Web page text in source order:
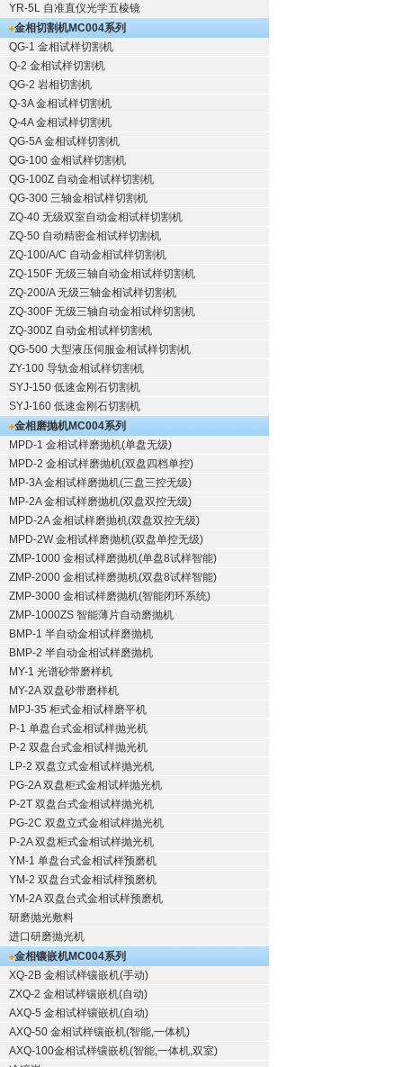
YR-5L 自准直仪光学五棱镜
金相切割机MC004系列
QG-1 金相试样切割机
Q-2 金相试样切割机
QG-2 岩相切割机
Q-3A 金相试样切割机
Q-4A 金相试样切割机
QG-5A 金相试样切割机
QG-100 金相试样切割机
QG-100Z 自动金相试样切割机
QG-300 三轴金相试样切割机
ZQ-40 无级双室自动金相试样切割机
ZQ-50 自动精密金相试样切割机
ZQ-100/A/C 自动金相试样切割机
ZQ-150F 无级三轴自动金相试样切割机
ZQ-200/A 无级三轴金相试样切割机
ZQ-300F 无级三轴自动金相试样切割机
ZQ-300Z 自动金相试样切割机
QG-500 大型液压伺服金相试样切割机
ZY-100 导轨金相试样切割机
SYJ-150 低速金刚石切割机
SYJ-160 低速金刚石切割机
金相磨抛机MC004系列
MPD-1 金相试样磨抛机(单盘无级)
MPD-2 金相试样磨抛机(双盘四档单控)
MP-3A 金相试样磨抛机(三盘三控无级)
MP-2A 金相试样磨抛机(双盘双控无级)
MPD-2A 金相试样磨抛机(双盘双控无级)
MPD-2W 金相试样磨抛机(双盘单控无级)
ZMP-1000 金相试样磨抛机(单盘8试样智能)
ZMP-2000 金相试样磨抛机(双盘8试样智能)
ZMP-3000 金相试样磨抛机(智能闭环系统)
ZMP-1000ZS 智能薄片自动磨抛机
BMP-1 半自动金相试样磨抛机
BMP-2 半自动金相试样磨抛机
MY-1 光谱砂带磨样机
MY-2A 双盘砂带磨样机
MPJ-35 柜式金相试样磨平机
P-1 单盘台式金相试样抛光机
P-2 双盘台式金相试样抛光机
LP-2 双盘立式金相试样抛光机
PG-2A 双盘柜式金相试样抛光机
P-2T 双盘台式金相试样抛光机
PG-2C 双盘立式金相试样抛光机
P-2A 双盘柜式金相试样抛光机
YM-1 单盘台式金相试样预磨机
YM-2 双盘台式金相试样预磨机
YM-2A 双盘台式金相试样预磨机
研磨抛光敷料
进口研磨抛光机
金相镶嵌机MC004系列
XQ-2B 金相试样镶嵌机(手动)
ZXQ-2 金相试样镶嵌机(自动)
AXQ-5 金相试样镶嵌机(自动)
AXQ-50 金相试样镶嵌机(智能,一体机)
AXQ-100金相试样镶嵌机(智能,一体机,双室)